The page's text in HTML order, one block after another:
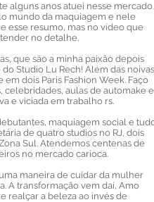
alguns anos atuei nesse mercado.
mundo da maquiagem e nele
esse resumo, mas no vídeo que
no detalhe.
que são a minha paixão depois
Studio Lu Rech! Além das
dois Paris Fashion Week. Faço
aulas de automake e
e viciada em trabalho rs.
maquiagem social e
de quatro studios no RJ, dois
Sul. Atendemos centenas de
no mercado carioca.
maneira de cuidar da mulher
A transformação vem daí, Amo
realçar a beleza ao invés de